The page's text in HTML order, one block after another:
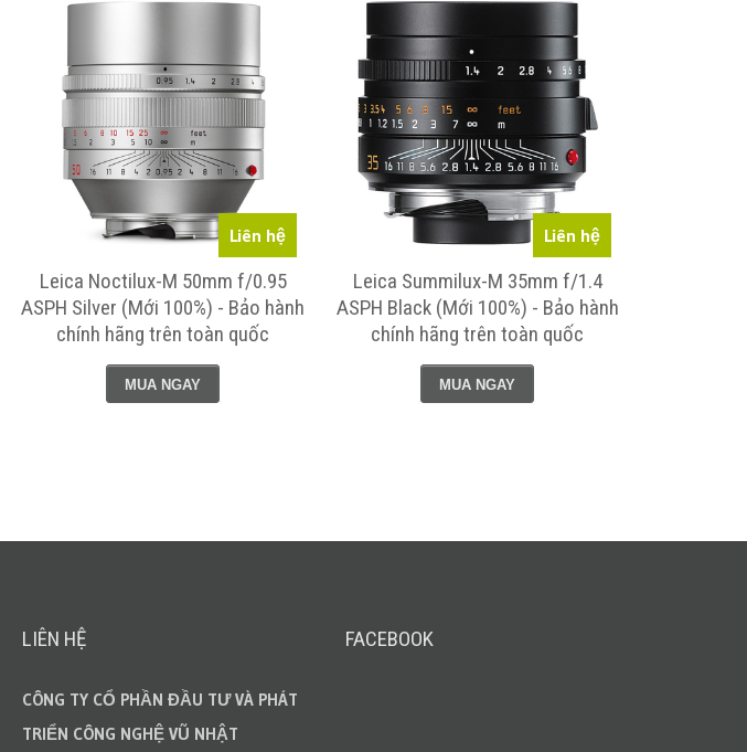
Liên hệ
Leica Noctilux-M 50mm f/0.95
ASPH Silver (Mới 100%) - Bảo hành
chính hãng trên toàn quốc
MUA NGAY
Liên hệ
Leica Summilux-M 35mm f/1.4
ASPH Black (Mới 100%) - Bảo hành
chính hãng trên toàn quốc
MUA NGAY
LIÊN HỆ
CÔNG TY CỔ PHẦN ĐẦU TƯ VÀ PHÁT
TRIỂN CÔNG NGHỆ VŨ NHẬT
FACEBOOK